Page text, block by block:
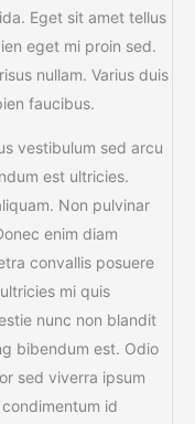
Eget sit amet tellus
eget mi proin sed.
nullam. Varius duis
faucibus.
vestibulum sed arcu
est ultricies.
Non pulvinar
enim diam
convallis posuere
mi quis
nunc non blandit
bibendum est. Odio
sed viverra ipsum
id